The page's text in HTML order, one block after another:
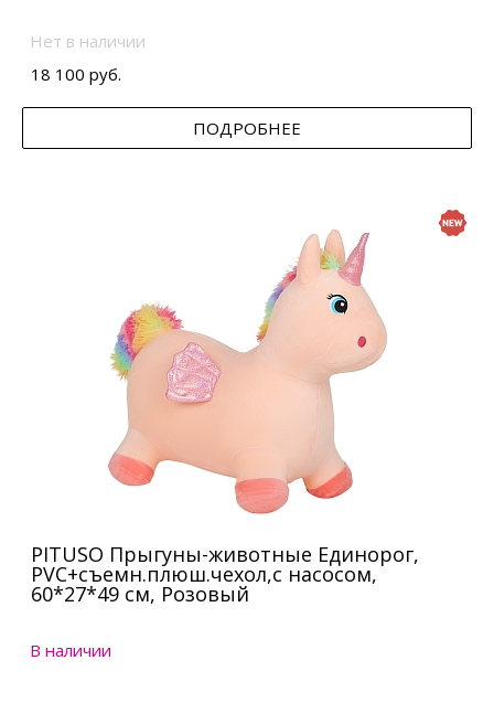
Нет в наличии
18 100 руб.
ПОДРОБНЕЕ
PITUSO Прыгуны-животные Единорог,
PVC+съемн.плюш.чехол,с насосом,
60*27*49 см, Розовый
В наличии